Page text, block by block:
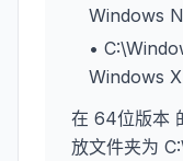
Windows
•
Windows
在 64位版本
放文件夹为